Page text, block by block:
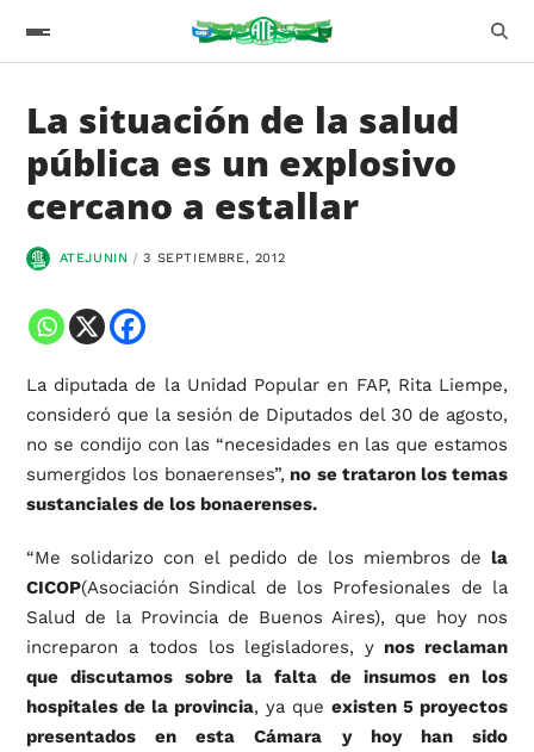
La situación de la salud
pública es un explosivo
cercano a estallar
ATEJUNIN 3 SEPTIEMBRE, 2012
La diputada de la Unidad Popular en FAP, Rita Liempe,
consideró que la sesión de Diputados del 30 de agosto,
no se condijo con las “necesidades en las que estamos
sumergidos los bonaerenses”, no se trataron los temas
sustanciales de los bonaerenses.
“Me solidarizo con el pedido de los miembros dela
CICOP(Asociación Sindical de los Profesionales de la
Salud de la Provincia de Buenos Aires), que hoy nos
increparon a todos los legisladores, y nos reclaman
que discutamos sobre la falta de insumos en los
hospitales de la provincia, ya queexisten 5 proyectos
presentados en esta Cámara y hoy han sido